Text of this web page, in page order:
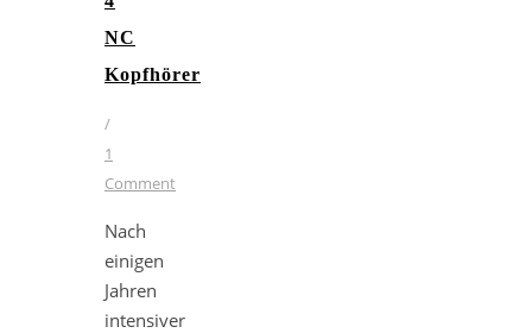
NC
Kopfhörer
/
1
Comment
Nach
einigen
Jahren
intensiver